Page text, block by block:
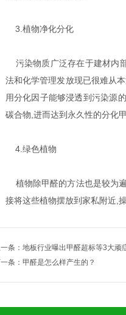
3.植物净化分化
污染物质广泛存在于建材内
法和化学管理发放现已很难从
用分化因子能够浸透到污染源
碳合物,进而达到永久性的分化
4.绿色植物
植物除甲醛的方法也是较为
接将这些植物摆放到家私附近,
一条： 地板行业曝出甲醛超标等3大顽
条： 甲醛是怎么样产生的？